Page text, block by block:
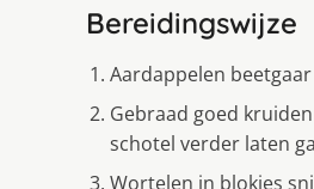
Bereidingswijze
Aardappelen
Gebraad goed
schotel verder laten
Wortelen in blokjes